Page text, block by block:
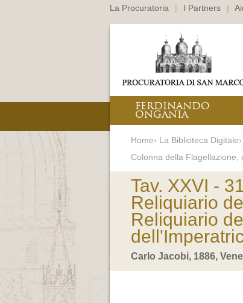
La Procuratoria | I Partners |
FERDINANDO
ONGANIA
Home› La Biblioteca
Colonna della Flagellazione,
Tav. XXVI -
Reliquiario
Reliquiario
Carlo Jacobi, 1886,